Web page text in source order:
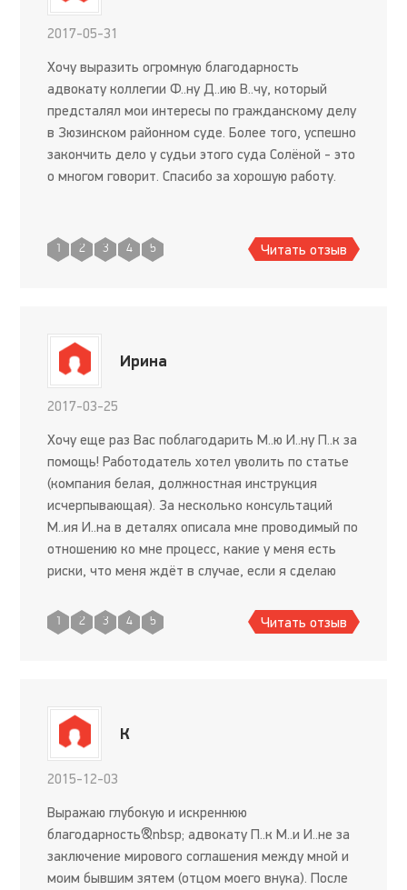
2017-05-31
Хочу выразить огромную благодарность
адвокату коллегии Ф..ну Д..ию В..чу, который
предсталял мои интересы по гражданскому делу
в Зюзинском районном суде. Более того, успешно
закончить дело у судьи этого суда Солёной - это
о многом говорит. Спасибо за хорошую работу.
1 2 3 4 5 Читать отзыв
Ирина
2017-03-25
Хочу еще раз Вас поблагодарить М..ю И..ну П..к за
помощь! Работодатель хотел уволить по статье
(компания белая, должностная инструкция
исчерпывающая). За несколько консультаций
М..ия И..на в деталях описала мне проводимый по
отношению ко мне процесс, какие у меня есть
риски, что меня ждёт в случае, если я сделаю
сформировать стра
1 2 3 4 5 Читать отзыв
К
2015-12-03
Выражаю глубокую и искреннюю
благодарность&nbsp; адвокату П..к М..и И..не за
заключение мирового соглашения между мной и
моим бывшим зятем (отцом моего внука). После